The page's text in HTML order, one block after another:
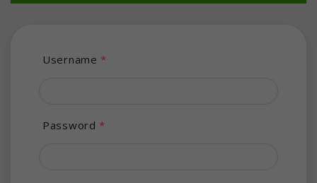
Username *
Password *